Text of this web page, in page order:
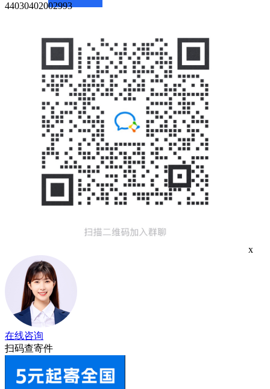
44030402002993
x
在线咨询
扫码查寄件